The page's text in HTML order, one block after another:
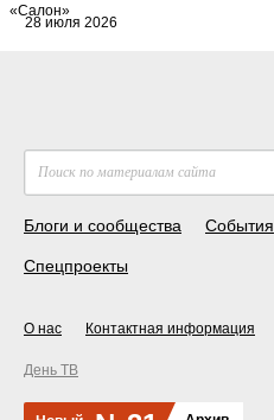
28 июля 2026
«Салон»
Блоги и сообщества События
Спецпроекты
О нас Контактная информация
День ТВ